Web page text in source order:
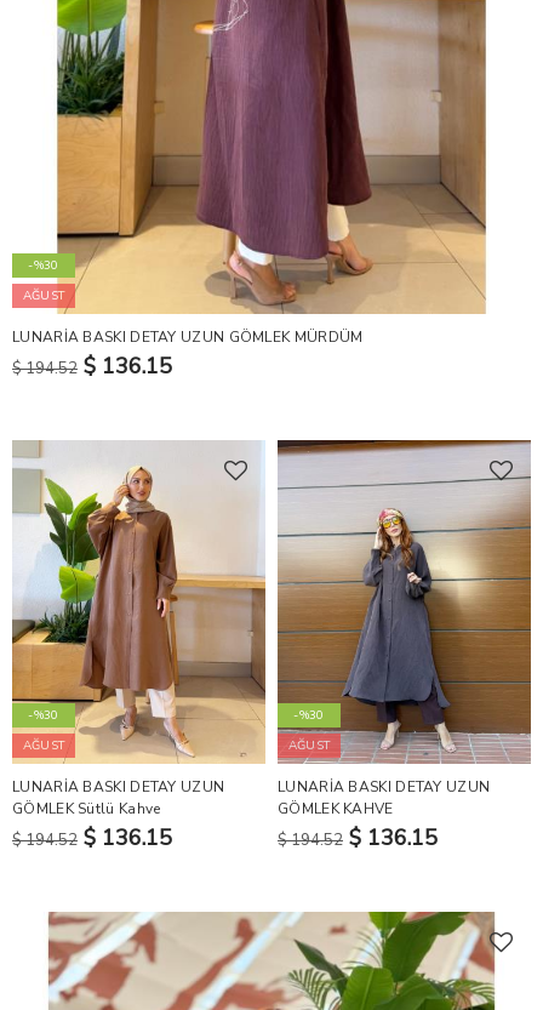
-%30
AĞUST
LUNARİA BASKI DETAY UZUN GÖMLEK MÜRDÜM
$ 194.52 $ 136.15
-%30
AĞUST
LUNARİA BASKI DETAY UZUN
GÖMLEK Sütlü Kahve
$ 194.52 $ 136.15
-%30
AĞUST
LUNARİA BASKI DETAY UZUN
GÖMLEK KAHVE
$ 194.52 $ 136.15